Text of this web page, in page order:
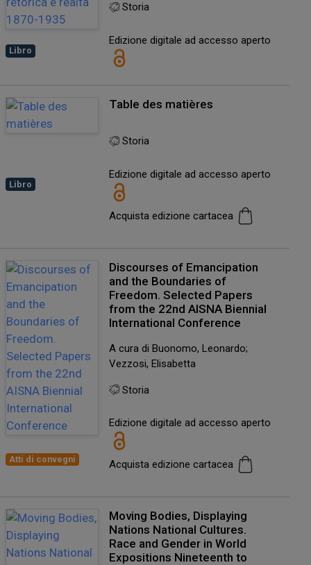
Libro
Storia
Edizione digitale ad accesso aperto
Libro
Table des matières
Storia
Edizione digitale ad accesso aperto
Acquista edizione cartacea
Atti di convegni
Discourses of Emancipation
and the Boundaries of
Freedom. Selected Papers
from the 22nd AISNA Biennial
International Conference
A cura di Buonomo, Leonardo;
Vezzosi, Elisabetta
Storia
Edizione digitale ad accesso aperto
Acquista edizione cartacea
Moving Bodies, Displaying
Nations National Cultures.
Race and Gender in World
Expositions Nineteenth to